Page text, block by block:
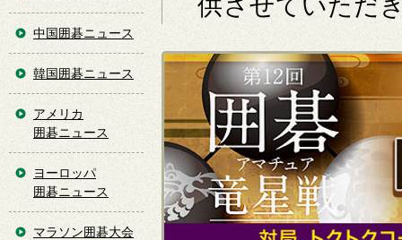
供させていただ
中国囲碁ニュース
韓国囲碁ニュース
アメリカ
囲碁ニュース
ヨーロッパ
囲碁ニュース
マラソン囲碁大会